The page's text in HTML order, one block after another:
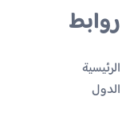
روابط
الرئيسية
الدول